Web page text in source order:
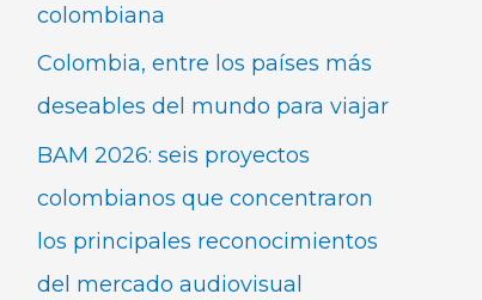
colombiana
Colombia, entre los países más
deseables del mundo para viajar
BAM 2026: seis proyectos
colombianos que concentraron
los principales reconocimientos
del mercado audiovisual